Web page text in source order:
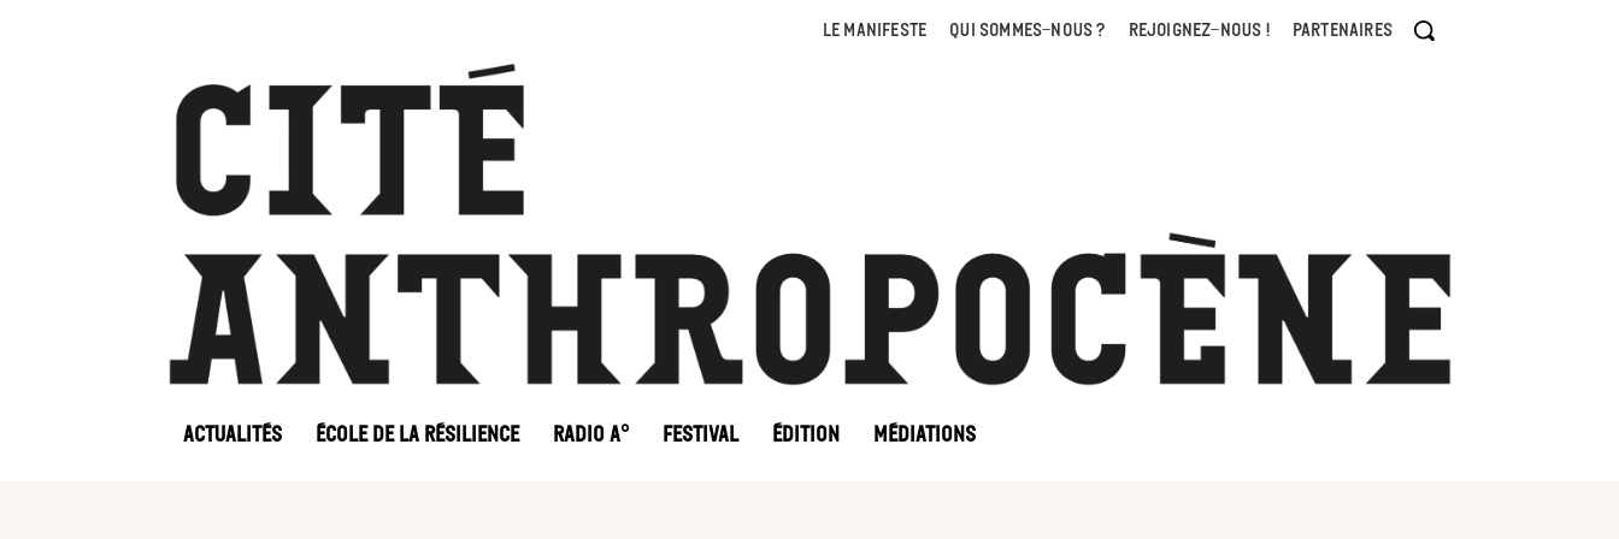
LE MANIFESTE QUI SOMMES-NOUS ? REJOIGNEZ-NOUS ! PARTENAIRES
ACTUALITÉS ÉCOLE DE LA RÉSILIENCE RADIO A° FESTIVAL ÉDITION MÉDIATIONS